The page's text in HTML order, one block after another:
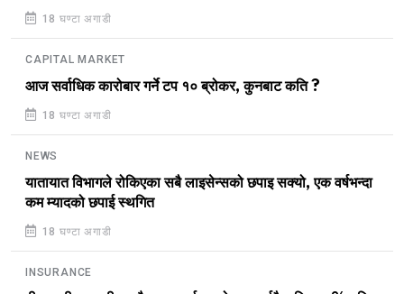
18 घण्टा अगाडी
CAPITAL MARKET
आज सर्वाधिक कारोबार गर्ने टप १० ब्रोकर, कुनबाट कति ?
18 घण्टा अगाडी
NEWS
यातायात विभागले रोकिएका सबै लाइसेन्सको छपाइ सक्यो, एक वर्षभन्दा
कम म्यादको छपाई स्थगित
18 घण्टा अगाडी
INSURANCE